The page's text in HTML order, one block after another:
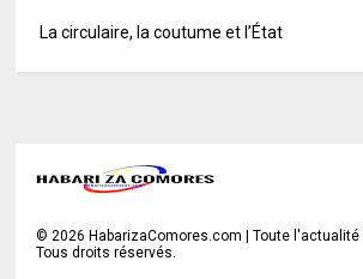
La circulaire, la coutume et l’État
© 2026 HabarizaComores.com | Toute l'actualité
Tous droits réservés.